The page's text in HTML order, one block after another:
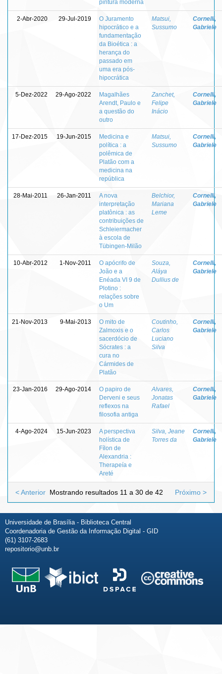
pintura moderna
2-Abr-2020 29-Jul-2019
O Juramento
hipocrático e a
fundamentação
da Bioética : a
herança do
passado em
uma era pós-
hipocrática
Matsui,
Sussumo
Cornelli,
Gabriele
5-Dez-2022 29-Ago-2022
Magalhães
Arendt, Paulo e
a questão do
outro
Zanchet,
Felipe
Inácio
Cornelli,
Gabriele
17-Dez-2015 19-Jun-2015
Medicina e
política : a
polêmica de
Platão com a
medicina na
república
Matsui,
Sussumo
Cornelli,
Gabriele
28-Mai-2011 26-Jan-2011
A nova
interpretação
platônica : as
contribuições de
Schleiermacher
à escola de
Tübingen-Milão
Belchior,
Mariana
Leme
Cornelli,
Gabriele
10-Abr-2012 1-Nov-2011
O apócrifo de
João e a
Enéada VI 9 de
Plotino :
relações sobre
o Um
Souza,
Aláya
Dullius de
Cornelli,
Gabriele
21-Nov-2013 9-Mai-2013
O mito de
Zalmoxis e o
sacerdócio de
Sócrates : a
cura no
Cármides de
Platão
Coutinho,
Carlos
Luciano
Silva
Cornelli,
Gabriele
23-Jan-2016 29-Ago-2014
O papiro de
Derveni e seus
reflexos na
filosofia antiga
Alvares,
Jonatas
Rafael
Cornelli,
Gabriele
4-Ago-2024 15-Jun-2023
A perspectiva
holística de
Fílon de
Alexandria :
Therapeía e
Areté
Silva, Jeane
Torres da
Cornelli,
Gabriele
Mostrando resultados 11 a 30 de 42
< Anterior Próximo >
Universidade de Brasília - Biblioteca Central
Coordenadoria de Gestão da Informação Digital - GID
(61) 3107-2683
repositorio@unb.br